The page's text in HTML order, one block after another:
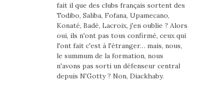
fait il que des clubs français sortent des
Todibo, Saliba, Fofana, Upamecano,
Konaté, Badé, Lacroix, j'en oublie ? Alors
oui, ils n'ont pas tous confirmé, ceux qui
l'ont fait c'est à l'étranger… mais, nous,
le summum de la formation, nous
n'avons pas sorti un défenseur central
depuis N'Gotty ? Non, Diackhaby.